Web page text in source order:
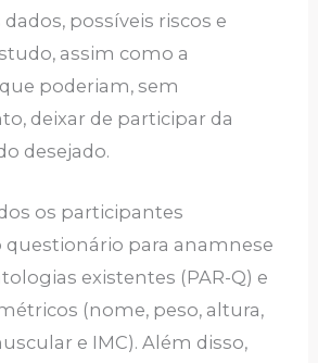
possíveis riscos e
assim como a
poderiam, sem
deixar de participar da
desejado.
os participantes
para anamnese
existentes (PAR-Q) e
(nome, peso, altura,
e IMC). Além disso,